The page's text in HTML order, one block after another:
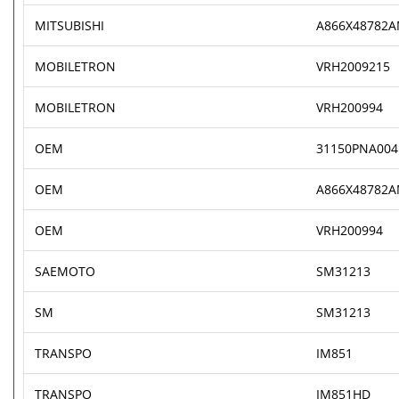
MITSUBISHI
MOBILETRON VRH2009215
MOBILETRON VRH200994
OEM 31150PNA004
OEM
OEM VRH200994
SAEMOTO SM31213
SM SM31213
TRANSPO IM851
TRANSPO IM851HD